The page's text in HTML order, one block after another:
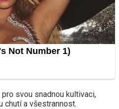
svou snadnou kultivaci,
chutí a všestrannost.